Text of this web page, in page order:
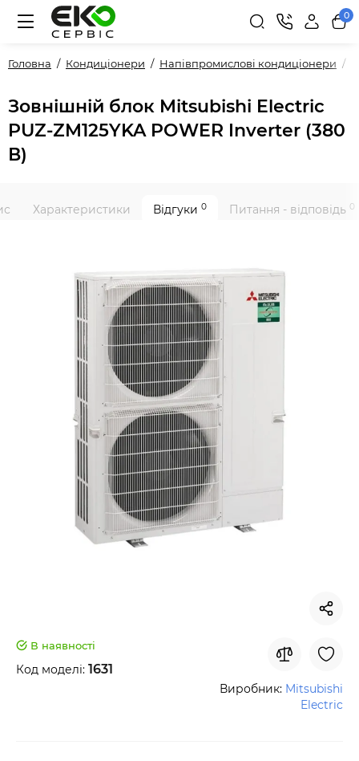
0
Головна Кондиціонери Напівпромислові кондиціонери
Зовнішній блок Mitsubishi Electric
PUZ-ZM125YKA POWER Inverter (380
В)
Характеристики Відгуки 0 Питання - відповідь 0
В наявності
Код моделі: 1631
Виробник: Mitsubishi
Electric